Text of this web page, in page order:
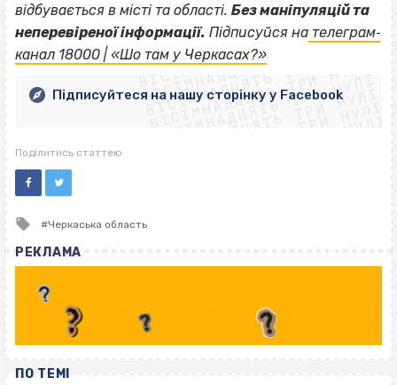
відбувається в місті та області. Без маніпуляцій та
неперевіреної інформації. Підписуйся на телеграм‐
канал 18000 | «Шо там у Черкасах?»
ВІСІМНАДЦЯТЬ ТРИ НУЛІ
ВІСІМНАДЦЯТЬ ТРИ НУЛІ
ВІСІМНАДЦЯТЬ ТРИ НУЛІ
ВІСІМНАДЦЯТЬ ТРИ НУЛІ
ВІСІМНАДЦЯТЬ ТРИ НУЛІ
ВІСІМНАДЦЯТЬ ТРИ НУЛІ
ВІСІМНАДЦЯТЬ ТРИ НУЛІ
ВІСІМНАДЦЯТЬ ТРИ НУЛІ
Підписуйтеся на нашу сторінку у Facebook
Поділитись статтею
Tagged
Черкаська область
РЕКЛАМА
ПО ТЕМІ